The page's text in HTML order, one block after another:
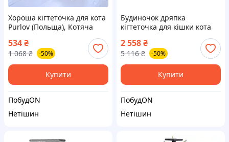
Хороша кігтеточка для кота
Purlov (Польща), Котяча
дряпка, Чесалка для кігтів
кота, NQE
534₴
1 068 ₴ -50%
Купити
ПобудON
Нетішин
Будиночок дряпка
кігтеточка для кішки кота
Purlov (Польща), Будиночки
для котів з кігтеточкою,
Кігтерізка для котів, NQE
2 558₴
5 116 ₴ -50%
Купити
ПобудON
Нетішин